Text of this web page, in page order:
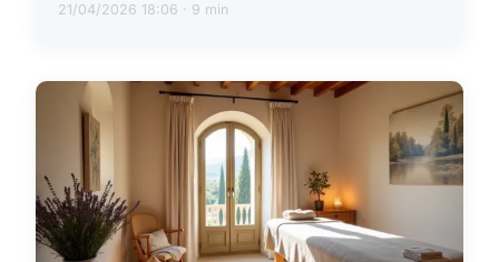
21/04/2026 18:06 · 9 min